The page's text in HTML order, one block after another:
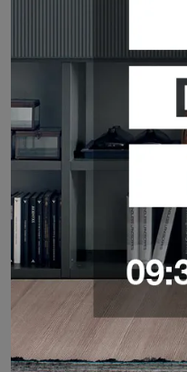
VEDI DI
VEDI DI
SIDE
SOSPESO